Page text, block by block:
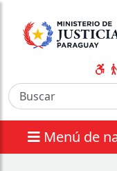
Menú de